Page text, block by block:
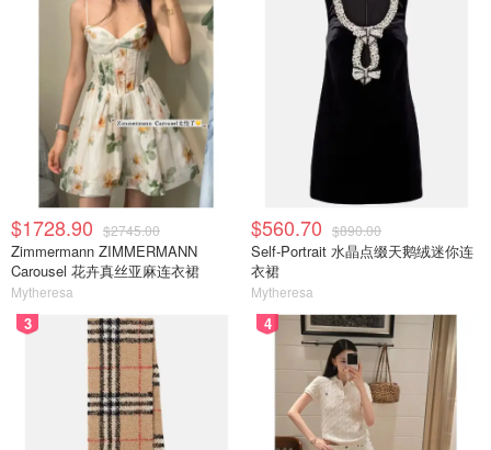
$1728.90 $2745.00
Zimmermann ZIMMERMANN
Carousel 花卉真丝亚麻连衣裙
Mytheresa
$560.70 $890.00
Self-Portrait 水晶点缀天鹅绒迷你连
衣裙
Mytheresa
3 4